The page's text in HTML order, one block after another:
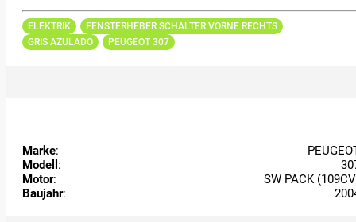
ELEKTRIK
FENSTERHEBER SCHALTER VORNE RECHTS
GRIS AZULADO
PEUGEOT 307
Marke:
Modell :
Motor:
SW PACK
Baujahr: